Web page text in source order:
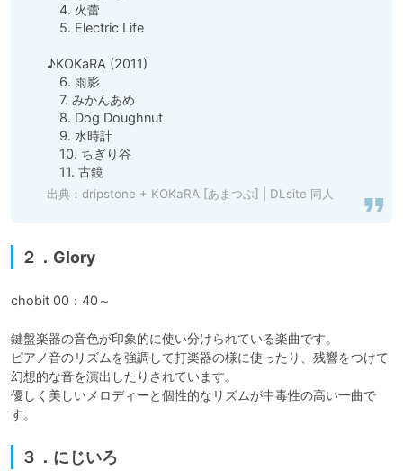
4. 火蕾
5. Electric Life
♪KOKaRA (2011)
6. 雨影
7. みかんあめ
8. Dog Doughnut
9. 水時計
10. ちぎり谷
11. 古鏡
出典： dripstone + KOKaRA [あまつぶ] | DLsite 同人
２．Glory
chobit 00：40～
鍵盤楽器の音色が印象的に使い分けられている楽曲です。
ピアノ音のリズムを強調して打楽器の様に使ったり、残響をつけて
幻想的な音を演出したりされています。
優しく美しいメロディーと個性的なリズムが中毒性の高い一曲で
す。
３．にじいろ